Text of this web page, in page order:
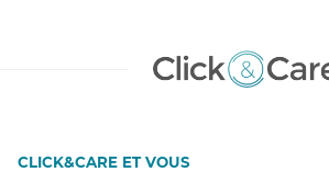
CLICK&CARE ET VOUS